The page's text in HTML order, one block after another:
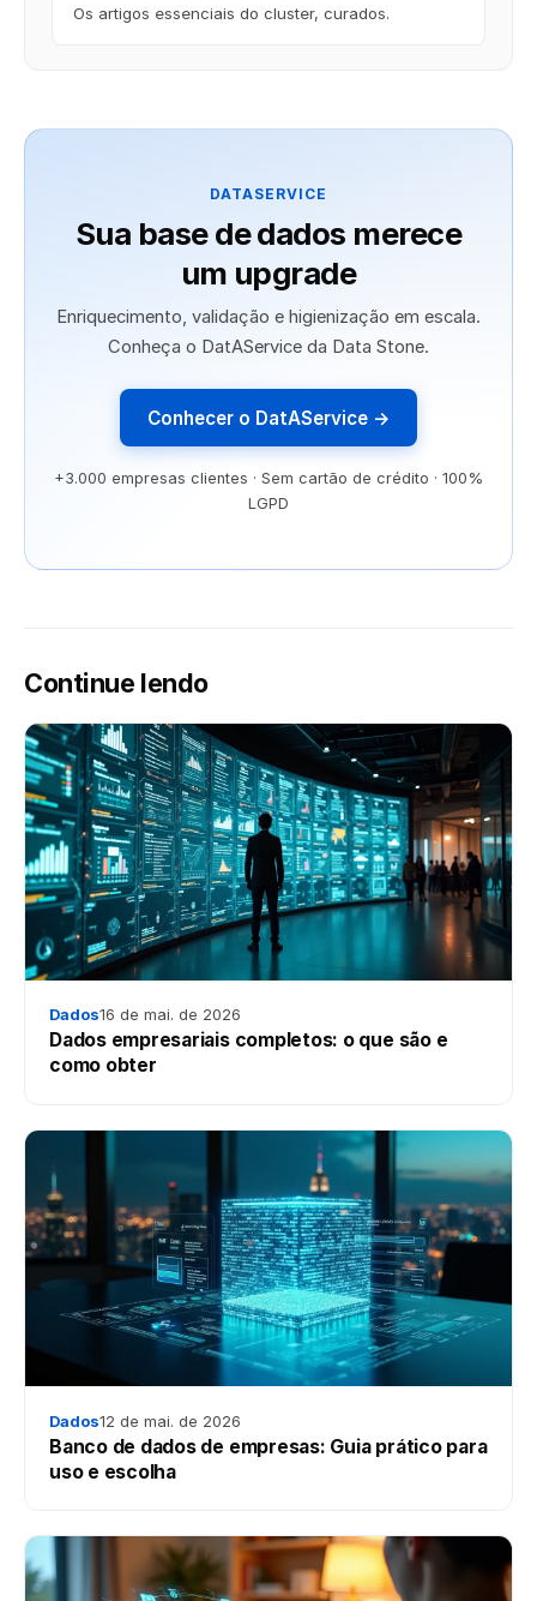
Os artigos essenciais do cluster, curados.
DATASERVICE
Sua base de dados merece
um upgrade
Enriquecimento, validação e higienização em escala.
Conheça o DatAService da Data Stone.
Conhecer o DatAService →
+3.000 empresas clientes · Sem cartão de crédito · 100%
LGPD
Continue lendo
Dados16 de mai. de 2026
Dados empresariais completos: o que são e
como obter
Dados12 de mai. de 2026
Banco de dados de empresas: Guia prático para
uso e escolha